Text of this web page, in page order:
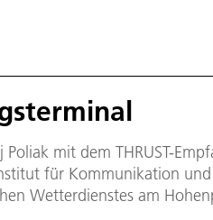
Poliak mit dem THRUST-
für Kommunikation und
Wetterdienstes am